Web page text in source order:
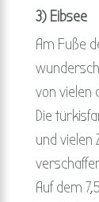
3) Eibsee
Am Fuße
von vielen
Die
und vielen
Auf dem